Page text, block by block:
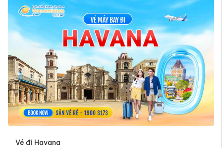
Vé đi Havana